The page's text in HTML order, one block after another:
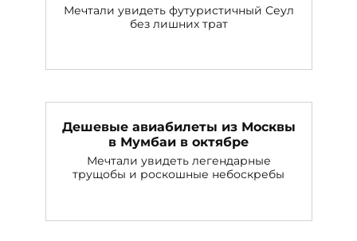
Мечтали увидеть футуристичный Сеул
без лишних трат
Дешевые авиабилеты из Москвы
в Мумбаи в октябре
Мечтали увидеть легендарные
трущобы и роскошные небоскребы